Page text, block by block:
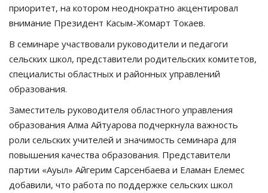
приоритет, на котором неоднократно акцентировал
внимание Президент Касым-Жомарт Токаев.
В семинаре участвовали руководители и педагоги
сельских школ, представители родительских комитетов,
специалисты областных и районных управлений
образования.
Заместитель руководителя областного управления
образования Алма Айтуарова подчеркнула важность
роли сельских учителей и значимость семинара для
повышения качества образования. Представители
партии «Ауыл» Айгерим Сарсенбаева и Еламан Елемес
добавили, что работа по поддержке сельских школ